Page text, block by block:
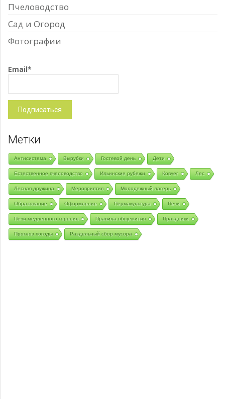
Пчеловодство
Сад и Огород
Фотографии
Email*
Метки
Антисистема Вырубки Гостевой день Дети
Естественное пчеловодство Ильинские рубежи Ковчег Лес
Лесная дружина Мероприятия Молодежный лагерь
Образование Оформление Пермакультура Печи
Печи медленного горения Правила общежития Праздники
Прогноз погоды Раздельный сбор мусора